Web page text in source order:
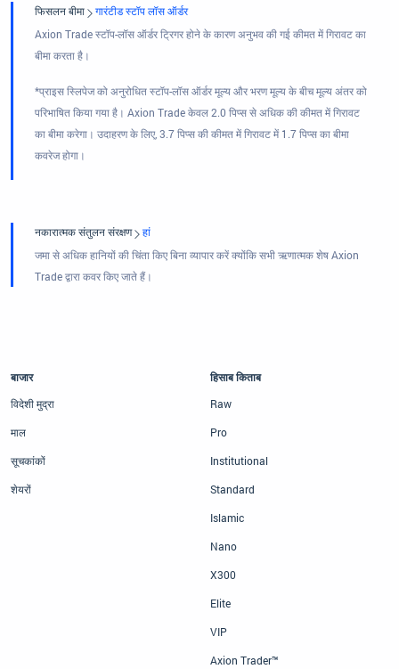
फिसलन बीमा गारंटीड स्टॉप लॉस ऑर्डर
Axion Trade स्टॉप-लॉस ऑर्डर ट्रिगर होने के कारण अनुभव की गई कीमत में गिरावट का
बीमा करता है।
*प्राइस स्लिपेज को अनुरोधित स्टॉप-लॉस ऑर्डर मूल्य और भरण मूल्य के बीच मूल्य अंतर को
परिभाषित किया गया है। Axion Trade केवल 2.0 पिप्स से अधिक की कीमत में गिरावट
का बीमा करेगा। उदाहरण के लिए, 3.7 पिप्स की कीमत में गिरावट में 1.7 पिप्स का बीमा
कवरेज होगा।
नकारात्मक संतुलन संरक्षण हां
जमा से अधिक हानियों की चिंता किए बिना व्यापार करें क्योंकि सभी ऋणात्मक शेष Axion
Trade द्वारा कवर किए जाते हैं।
बाजार
विदेशी मुद्रा
माल
सूचकांकों
शेयरों
हिसाब किताब
Raw
Pro
Institutional
Standard
Islamic
Nano
X300
Elite
VIP
Axion Trader™